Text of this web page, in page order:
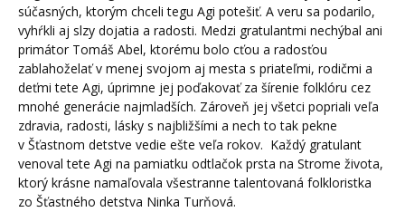
súčasných, ktorým chceli tegu Agi potešiť. A veru sa podarilo,
vyhŕkli aj slzy dojatia a radosti. Medzi gratulantmi nechýbal ani
primátor Tomáš Abel, ktorému bolo cťou a radosťou
zablahoželať v menej svojom aj mesta s priateľmi, rodičmi a
deťmi tete Agi, úprimne jej poďakovať za šírenie folklóru cez
mnohé generácie najmladších. Zároveň jej všetci popriali veľa
zdravia, radosti, lásky s najbližšími a nech to tak pekne
v Šťastnom detstve vedie ešte veľa rokov. Každý gratulant
venoval tete Agi na pamiatku odtlačok prsta na Strome života,
ktorý krásne namaľovala všestranne talentovaná folkloristka
zo Šťastného detstva Ninka Turňová.